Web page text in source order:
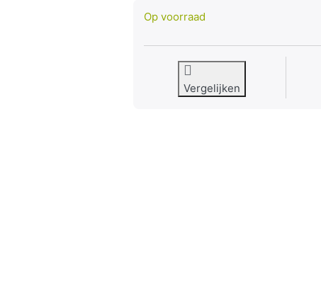
Op voorraad
Vergelijken